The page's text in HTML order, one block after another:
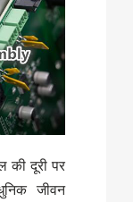
की दूरी पर
जीवन